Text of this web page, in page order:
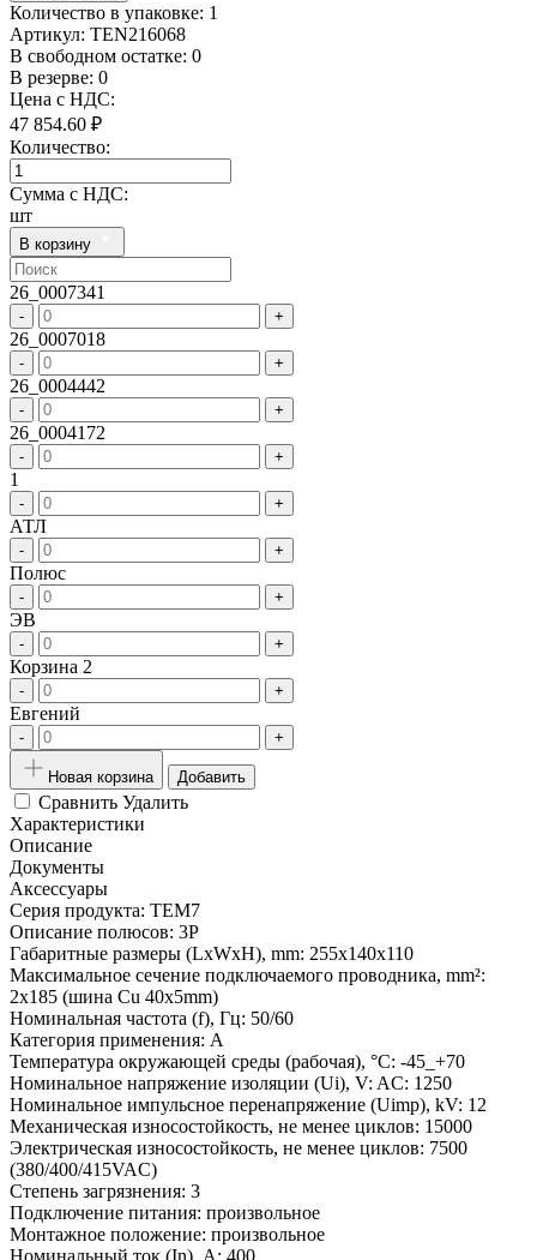
Количество в упаковке: 1
Артикул: TEN216068
В свободном остатке: 0
В резерве: 0
Цена с НДС:
47 854.60 ₽
Количество:
Сумма с НДС:
шт
В корзину
26_0007341
- +
26_0007018
- +
26_0004442
- +
26_0004172
- +
1
- +
АТЛ
- +
Полюс
- +
ЭВ
- +
Корзина 2
- +
Евгений
- +
Новая корзина Добавить
Сравнить Удалить
Характеристики
Описание
Документы
Аксессуары
Серия продукта: TEM7
Описание полюсов: 3P
Габаритные размеры (LxWxH), mm: 255x140x110
Максимальное сечение подключаемого проводника, mm²:
2x185 (шина Cu 40x5mm)
Номинальная частота (f), Гц: 50/60
Категория применения: A
Температура окружающей среды (рабочая), °С: -45_+70
Номинальное напряжение изоляции (Ui), V: AC: 1250
Номинальное импульсное перенапряжение (Uimp), kV: 12
Механическая износостойкость, не менее циклов: 15000
Электрическая износостойкость, не менее циклов: 7500
(380/400/415VAC)
Степень загрязнения: 3
Подключение питания: произвольное
Монтажное положение: произвольное
Номинальный ток (In), A: 400